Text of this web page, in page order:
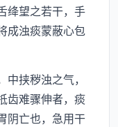
绛望之若干，手
成浊痰蒙蔽心包
挟秽浊之气，
齿难骤伸者，痰
阴亡也，急用干